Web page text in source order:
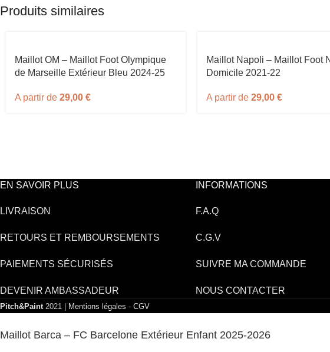
Produits similaires
Maillot OM – Maillot Foot Olympique
de Marseille Extérieur Bleu 2024-25
A partir de 29,00 €
Maillot Napoli – Maillot Foot
Domicile 2021-22
A partir de 29,00 €
EN SAVOIR PLUS
LIVRAISON
RETOURS ET REMBOURSEMENTS
PAIEMENTS SÉCURISÉS
DEVENIR AMBASSADEUR
INFORMATIONS
F.A.Q
C.G.V
SUIVRE MA COMMANDE
NOUS CONTACTER
Pitch&Paint 2021 | Mentions légales - CGV
Maillot Barca – FC Barcelone Extérieur Enfant 2025-2026